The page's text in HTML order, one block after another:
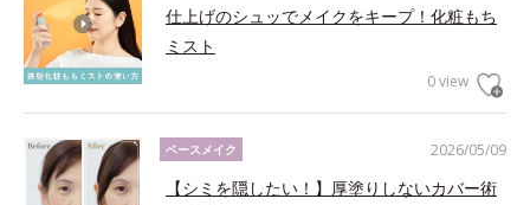
仕上げのシュッでメイクをキープ！化粧もち
ミスト
0 view
2026/05/09
ベースメイク
【シミを隠したい！】厚塗りしないカバー術